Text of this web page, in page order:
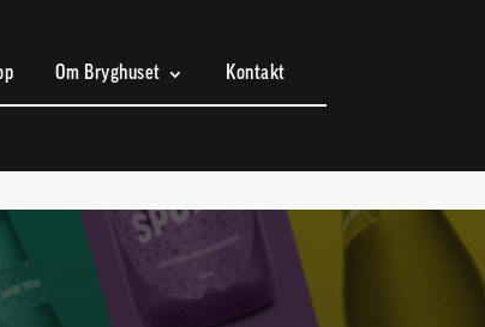
Om Bryghuset Kontakt